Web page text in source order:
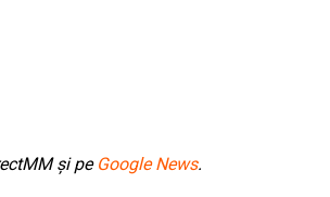
și pe Google News.